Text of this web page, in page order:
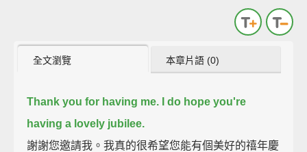
全文瀏覽 本章片語 (0)
Thank you for having me.
I do hope you're
having a lovely jubilee.
謝謝您邀請我。我真的很希望您能有個美好的禧年慶